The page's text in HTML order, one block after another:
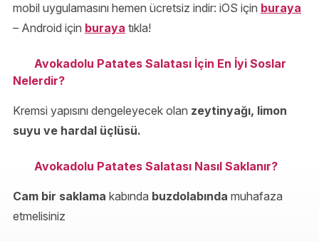
mobil uygulamasını hemen ücretsiz indir: iOS için buraya
– Android için buraya tıkla!
Avokadolu Patates Salatası İçin En İyi Soslar
Nelerdir?
Kremsi yapısını dengeleyecek olan zeytinyağı, limon
suyu ve hardal üçlüsü.
Avokadolu Patates Salatası Nasıl Saklanır?
Cam bir saklama kabında buzdolabında muhafaza
etmelisiniz